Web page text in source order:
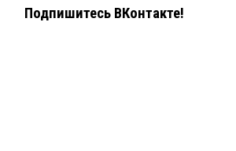
Подпишитесь ВКонтакте!